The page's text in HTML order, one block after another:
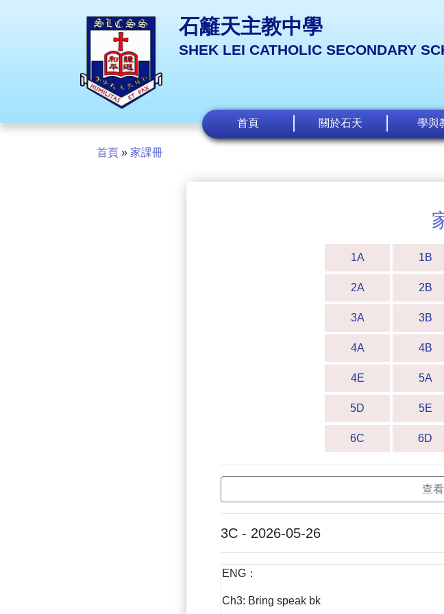
石籬天主教中學
SHEK LEI CATHOLIC SECONDARY
首頁 關於石天 學與
首頁 » 家課冊
1A 1B
2A 2B
3A 3B
4A 4B
4E 5A
5D 5E
6C 6D
查
3C - 2026-05-26
ENG：
Ch3: Bring speak bk